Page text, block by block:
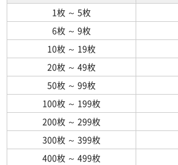
1枚 ～ 5枚
6枚 ～ 9枚
10枚 ～ 19枚
20枚 ～ 49枚
50枚 ～ 99枚
100枚 ～ 199枚
200枚 ～ 299枚
300枚 ～ 399枚
400枚 ～ 499枚